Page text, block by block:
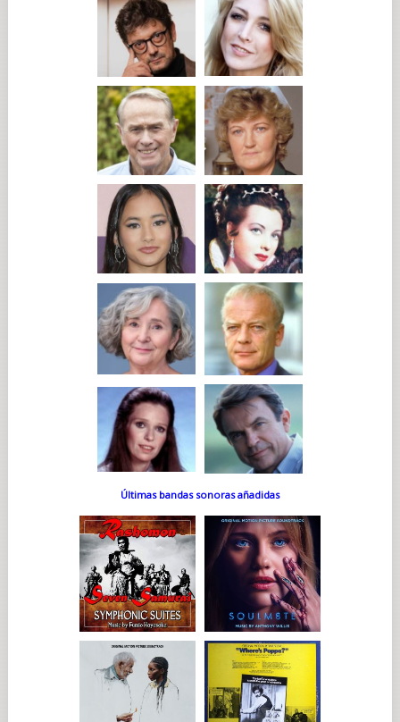
Últimas bandas sonoras añadidas